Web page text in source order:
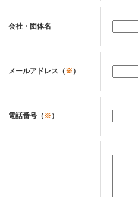
会社・団体名
メールアドレス（※ ）
電話番号（※ ）